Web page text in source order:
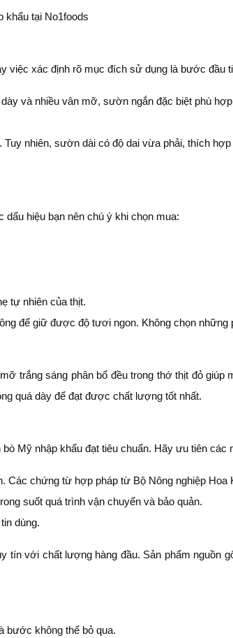
việc xác định rõ mục đích sử dụng là bước đầu
và nhiều vân mỡ, sườn ngắn đặc biệt phù
nhiên, sườn dài có độ dai vừa phải, thích
hiệu bạn nên chú ý khi chọn mua:
tự nhiên của thịt.
để giữ được độ tươi ngon. Không chọn
trắng sáng phân bổ đều trong thớ thịt đỏ
quá dày để đạt được chất lượng tốt nhất.
Mỹ nhập khẩu đạt tiêu chuẩn. Hãy ưu tiên các
Các chứng từ hợp pháp từ Bộ Nông nghiệp Hoa
suốt quá trình vận chuyển và bảo quản.
dùng.
với chất lượng hàng đầu. Sản phẩm nguồn
bước không thể bỏ qua.